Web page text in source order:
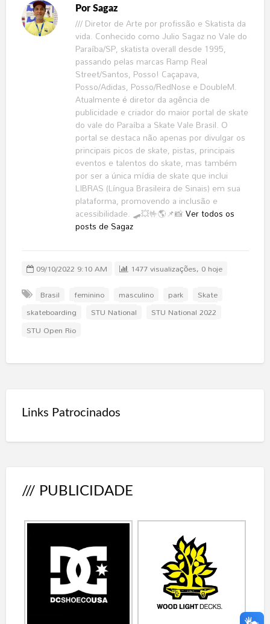
Por Sagaz
/// Diretor de Arte por profissão e Skatista da
vida. Conhecido como Julio Sagaz no Vale do
Paraíba/SP, skatista overall desde 1995,
passando pelas marcas Ramp Real
Street/Santos, Posso! Caçapava,
Posso/Adidas, Posso/RedNose e DoubleM.
Atualmente é diretor da agência de
publicidade e criador do maior portal de skate
do vale do Paraíba a Skate Vale Brasil. O
portal se destaca não apenas por divulgar os
principais picos de skate, pistas, principais
eventos e talentos do skate, mas também
por ser a única mídia de skate que inclui
LIBRAS (Língua Brasileira de Sinais) em sua
plataforma, promovendo a inclusão e
acessibilidade. 🛹💥🤟🌎📌📸Ver todos os
posts de Sagaz
09/10/2022 9:10 AM
1477 visualizações, 0 hoje
Brasil
feminino masculino park
Skate
skateboarding
STU National
STU National 2022
STU Open Rio
Links Patrocinados
/// PUBLICIDADE